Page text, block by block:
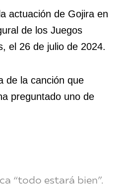
t
u
b
e
actuación de Gojira en
de los Juegos
el 26 de julio de 2024.
de la canción que
preguntado uno de
“todo estará bien”.